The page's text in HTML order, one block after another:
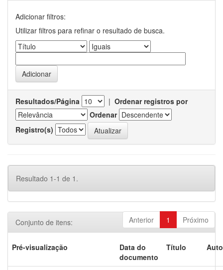
Adicionar filtros:
Utilizar filtros para refinar o resultado de busca.
Resultados/Página | Ordenar registros por
Ordenar
Registro(s)
Resultado 1-1 de 1.
Anterior 1 Próximo
Conjunto de itens:
Pré-visualização
Data do
documento
Título